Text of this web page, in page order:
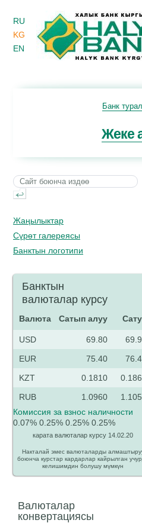
RU
KG
EN
Банк
Жеке
Жаңылыктар
Сүрөт галереясы
Банктын логотипи
Банктын
валюталар курсу
Валюта Cатып алуу
USD 69.80
EUR
75.40
KZT
0.1810
RUB
1.0960
Комиссия за взнос наличности
0.07% 0.25% 0.25% 0.25%
карата валюталар курсу 14.02.20
Накталай эмес валюталарды
боюнча курстар кардарлар кайрылган
келишимдин болушу мүмкүн
Валюталар
конвертациясы